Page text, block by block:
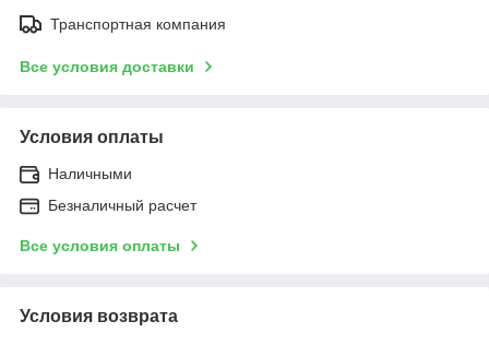
Транспортная компания
Все условия доставки
Условия оплаты
Наличными
Безналичный расчет
Все условия оплаты
Условия возврата